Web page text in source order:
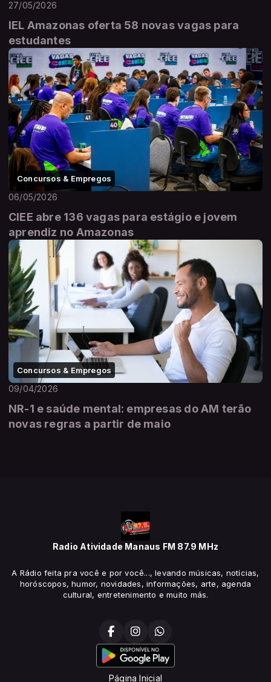
27/05/2026
IEL Amazonas oferta 58 novas vagas para
estudantes
Concursos & Empregos
06/05/2026
CIEE abre 136 vagas para estágio e jovem
aprendiz no Amazonas
Concursos & Empregos
09/04/2026
NR-1 e saúde mental: empresas do AM terão
novas regras a partir de maio
Radio Atividade Manaus FM 87.9 MHz
A Rádio feita pra você e por você..., levando músicas, notícias,
horóscopos, humor, novidades, informações, arte, agenda
cultural, entretenimento e muito más.
Página Inicial